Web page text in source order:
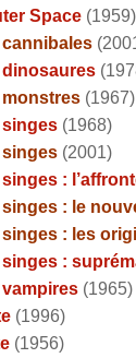
Space (1959)
cannibales
dinosaures
monstres (1967)
singes (1968)
singes (2001)
:
singes : le
singes : les
singes :
vampires (1965)
(1996)
(1956)